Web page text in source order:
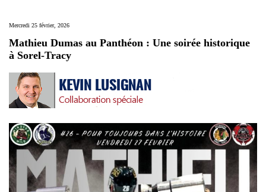
Mercredi 25 février, 2026
Mathieu Dumas au Panthéon : Une soirée historique
à Sorel-Tracy